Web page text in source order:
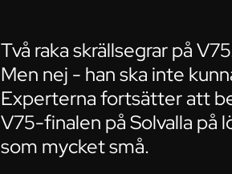
Två raka skrällsegrar på
Men nej - han ska inte
Experterna fortsätter att
V75-finalen på Solvalla på
som mycket små.